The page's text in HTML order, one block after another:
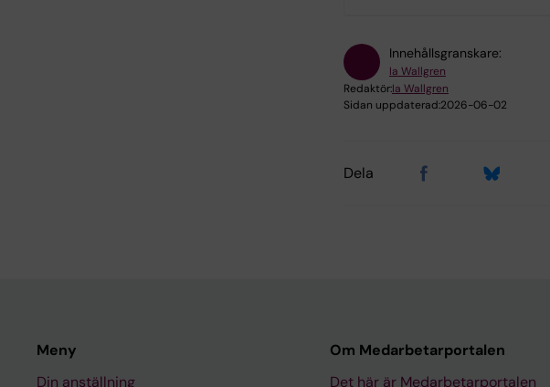
Innehållsgranskare:
Ia Wallgren
Redaktör:Ia Wallgren
Sidan uppdaterad:2026-06-02
Dela
Meny
Din anställning
Om Medarbetarportalen
Det här är Medarbetarportalen